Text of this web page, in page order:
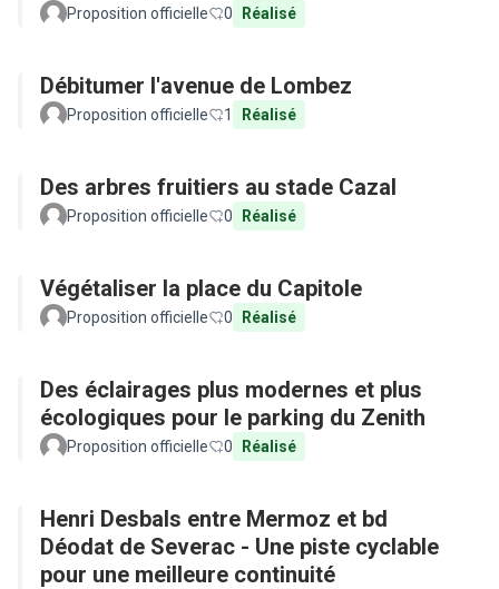
Proposition officielle 0 Réalisé
Débitumer l'avenue de Lombez
Proposition officielle 1 Réalisé
Des arbres fruitiers au stade Cazal
Proposition officielle 0 Réalisé
Végétaliser la place du Capitole
Proposition officielle 0 Réalisé
Des éclairages plus modernes et plus
écologiques pour le parking du Zenith
Proposition officielle 0 Réalisé
Henri Desbals entre Mermoz et bd
Déodat de Severac - Une piste cyclable
pour une meilleure continuité